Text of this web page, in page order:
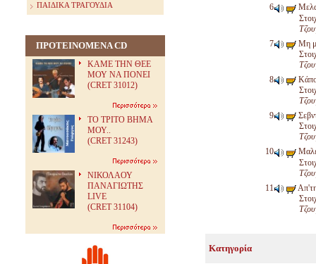
ΠΑΙΔΙΚΑ ΤΡΑΓΟΥΔΙΑ
ΠΡΟΤΕΙΝΟΜΕΝΑ CD
ΚΑΜΕ ΤΗΝ ΘΕΕ
ΜΟΥ ΝΑ ΠΟΝΕΙ
(CRET 31012)
ΤΟ ΤΡΙΤΟ ΒΗΜΑ
ΜΟΥ..
(CRET 31243)
ΝΙΚΟΛΑΟΥ
ΠΑΝΑΓΙΩΤΗΣ
LIVE
(CRET 31104)
Μη
Κατηγορία